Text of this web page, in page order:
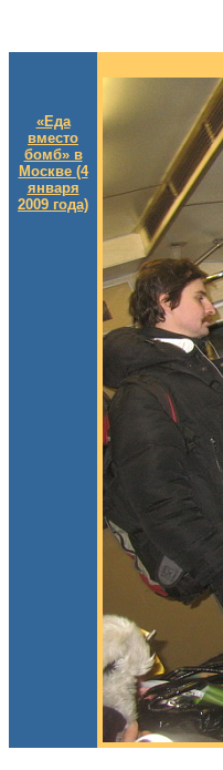
«Еда
вместо
бомб» в
Москве (4
января
2009 года)